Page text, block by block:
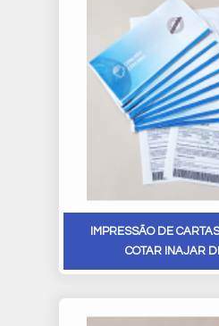
IMPRESSÃO DE
COTAR INAJAR